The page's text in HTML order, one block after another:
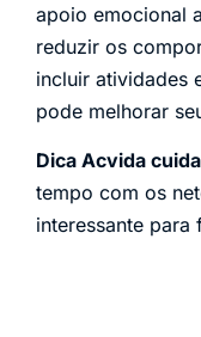
apoio emocional
reduzir os
incluir atividades
pode melhorar
Dica Acvida
tempo com os
interessante para